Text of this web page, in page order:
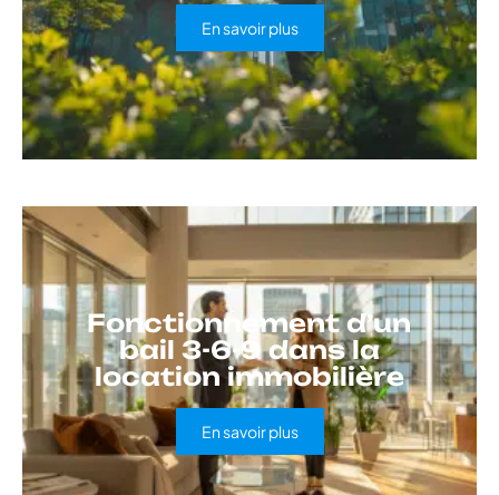
En savoir plus
Fonctionnement d’un
bail 3-6-9 dans la
location immobilière
En savoir plus